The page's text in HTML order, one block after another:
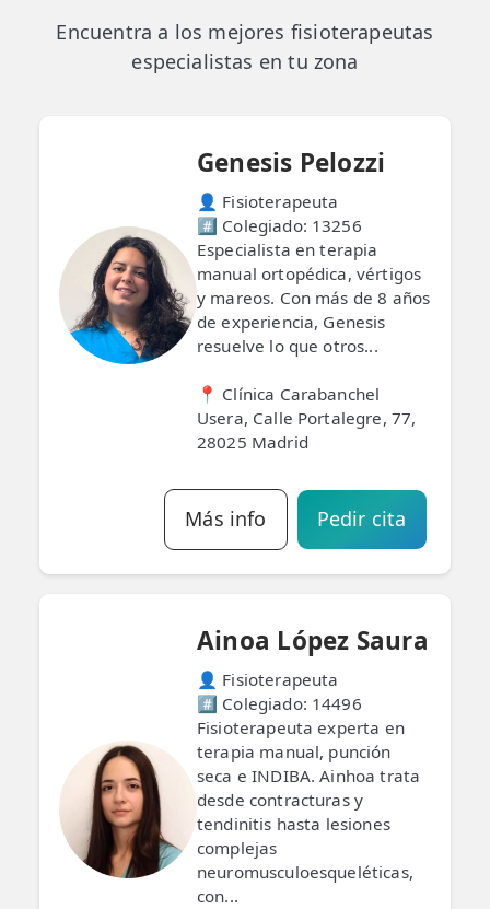
💆‍♀️ Tratamientos
😓 Síntomas
UBICACIONES
🔍 Buscador Clínicas
📍 Barrio del Pilar
📍 Chamberí - Centro
📍 Barrio Salamanca
📍 Getafe
🛍️ Tienda Productos Fisioterapia
🎁 Tarjetas Regalo
🛒 Carrito
❤️ Ofertas
Encuentra a los mejores fisioterapeutas
especialistas en tu zona
Genesis Pelozzi
👤 Fisioterapeuta
#️⃣ Colegiado: 13256
Especialista en terapia
manual ortopédica, vértigos
y mareos. Con más de 8 años
de experiencia, Genesis
resuelve lo que otros...
📍 Clínica Carabanchel
Usera, Calle Portalegre, 77,
28025 Madrid
Más info Pedir cita
Ainoa López Saura
👤 Fisioterapeuta
#️⃣ Colegiado: 14496
Fisioterapeuta experta en
terapia manual, punción
seca e INDIBA. Ainhoa trata
desde contracturas y
tendinitis hasta lesiones
complejas
neuromusculoesqueléticas,
con...